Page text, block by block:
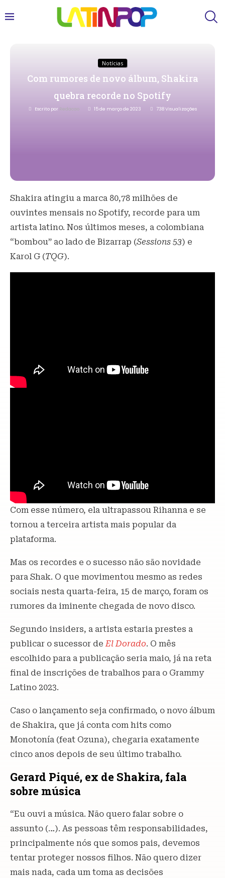
Notícias
Com rumores de novo álbum, Shakira
quebra recorde no Spotify
Escrito por Redacao 15 de março de 2023 738Visualizações
Shakira atingiu a marca 80,78 milhões de
ouvintes mensais no Spotify, recorde para um
artista latino. Nos últimos meses, a colombiana
“bombou” ao lado de Bizarrap (Sessions 53) e
Karol G (TQG).
Com esse número, ela ultrapassou Rihanna e se
tornou a terceira artista mais popular da
plataforma.
Mas os recordes e o sucesso não são novidade
para Shak. O que movimentou mesmo as redes
sociais nesta quarta-feira, 15 de março, foram os
rumores da iminente chegada de novo disco.
Segundo insiders, a artista estaria prestes a
publicar o sucessor de El Dorado. O mês
escolhido para a publicação seria maio, já na reta
final de inscrições de trabalhos para o Grammy
Latino 2023.
Caso o lançamento seja confirmado, o novo álbum
de Shakira, que já conta com hits como
Monotonía (feat Ozuna), chegaria exatamente
cinco anos depois de seu último trabalho.
Gerard Piqué, ex de Shakira, fala
sobre música
“Eu ouvi a música. Não quero falar sobre o
assunto (…). As pessoas têm responsabilidades,
principalmente nós que somos pais, devemos
tentar proteger nossos filhos. Não quero dizer
mais nada, cada um toma as decisões